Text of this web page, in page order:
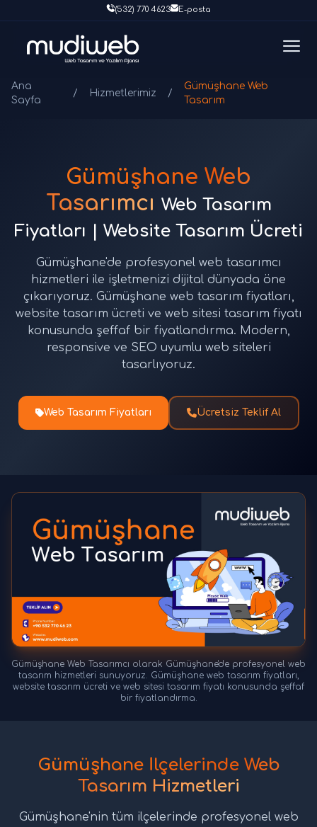
(532) 770 4623 E-posta
Ana
Sayfa
/ Hizmetlerimiz /
Gümüşhane Web
Tasarım
Gümüşhane Web
Tasarımcı Web Tasarım
Fiyatları | Website Tasarım Ücreti
Gümüşhane'de profesyonel web tasarımcı
hizmetleri ile işletmenizi dijital dünyada öne
çıkarıyoruz. Gümüşhane web tasarım fiyatları,
website tasarım ücreti ve web sitesi tasarım fiyatı
konusunda şeffaf bir fiyatlandırma. Modern,
responsive ve SEO uyumlu web siteleri
tasarlıyoruz.
Web Tasarım Fiyatları Ücretsiz Teklif Al
Gümüşhane Web Tasarımcı olarak Gümüşhane'de profesyonel web
tasarım hizmetleri sunuyoruz. Gümüşhane web tasarım fiyatları,
website tasarım ücreti ve web sitesi tasarım fiyatı konusunda şeffaf
bir fiyatlandırma.
Gümüşhane İlçelerinde Web
Tasarım Hizmetleri
Gümüşhane'nin tüm ilçelerinde profesyonel web